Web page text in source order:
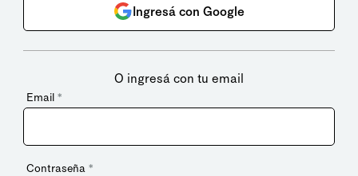
Ingresá con Google
O ingresá con tu email
Email *
Contraseña *